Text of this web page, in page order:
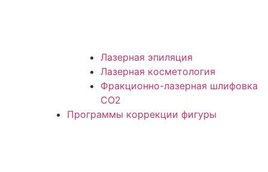
Лазерная эпиляция
Лазерная косметология
Фракционно-лазерная шлифовка
СО2
Программы коррекции фигуры